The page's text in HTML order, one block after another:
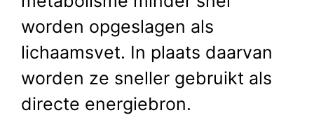
worden opgeslagen als
lichaamsvet. In plaats daarvan
worden ze sneller gebruikt als
directe energiebron.